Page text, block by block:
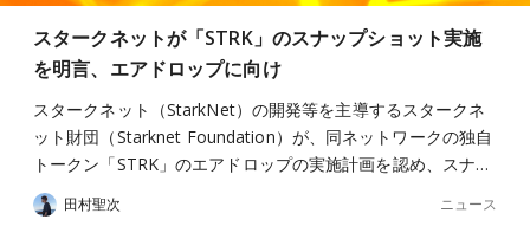
スタークネットが「STRK」のスナップショット実施
を明言、エアドロップに向け
スタークネット（StarkNet）の開発等を主導するスタークネ
ット財団（Starknet Foundation）が、同ネットワークの独自
トークン「STRK」のエアドロップの実施計画を認め、スナ…
田村聖次 ニュース